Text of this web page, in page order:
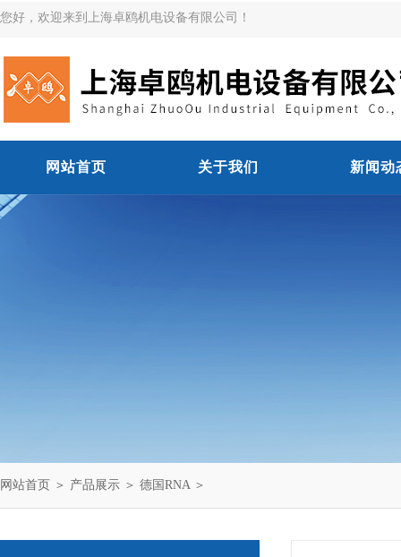
您好，欢迎来到上海卓鸥机电设备有限公司！
网站首页 关于我们 新闻动
网站首页 ＞ 产品展示 ＞ 德国RNA＞